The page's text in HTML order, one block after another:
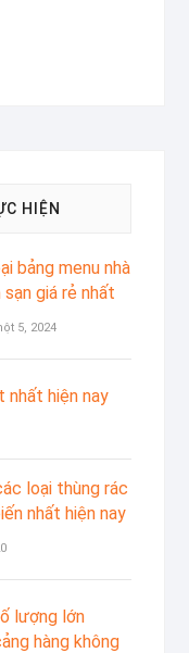
HIỆN
bảng menu nhà
sạn giá rẻ nhất
5, 2024
nhất hiện nay
loại thùng rác
nhất hiện nay
lượng lớn
hàng không